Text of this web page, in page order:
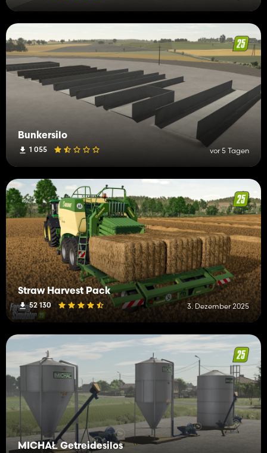
Bunkersilo
1 055 vor 5 Tagen
Straw Harvest Pack
52 130 3. Dezember 2025
MICHAŁ Getreidesilos